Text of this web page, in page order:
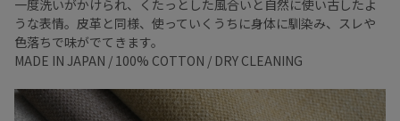
一度洗いがかけられ、くたっとした風合いと自然に使い古したよ
うな表情。皮革と同様、使っていくうちに身体に馴染み、スレや
色落ちで味がでてきます。
MADE IN JAPAN / 100% COTTON / DRY CLEANING